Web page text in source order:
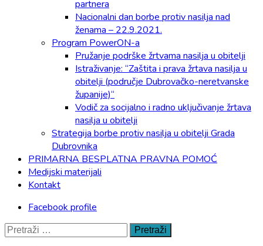
partnera
Nacionalni dan borbe protiv nasilja nad
ženama – 22.9.2021.
Program PowerON-a
Pružanje podrške žrtvama nasilja u obitelji
Istraživanje: “Zaštita i prava žrtava nasilja u
obitelji (područje Dubrovačko-neretvanske
županije)“
Vodič za socijalno i radno uključivanje žrtava
nasilja u obitelji
Strategija borbe protiv nasilja u obitelji Grada
Dubrovnika
PRIMARNA BESPLATNA PRAVNA POMOĆ
Medijski materijali
Kontakt
Facebook profile
Pretraži: